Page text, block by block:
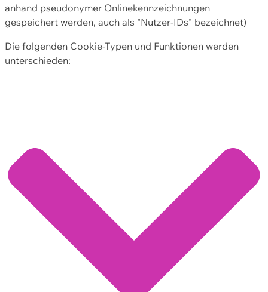
anhand pseudonymer Onlinekennzeichnungen
gespeichert werden, auch als "Nutzer-IDs" bezeichnet)
Die folgenden Cookie-Typen und Funktionen werden
unterschieden: